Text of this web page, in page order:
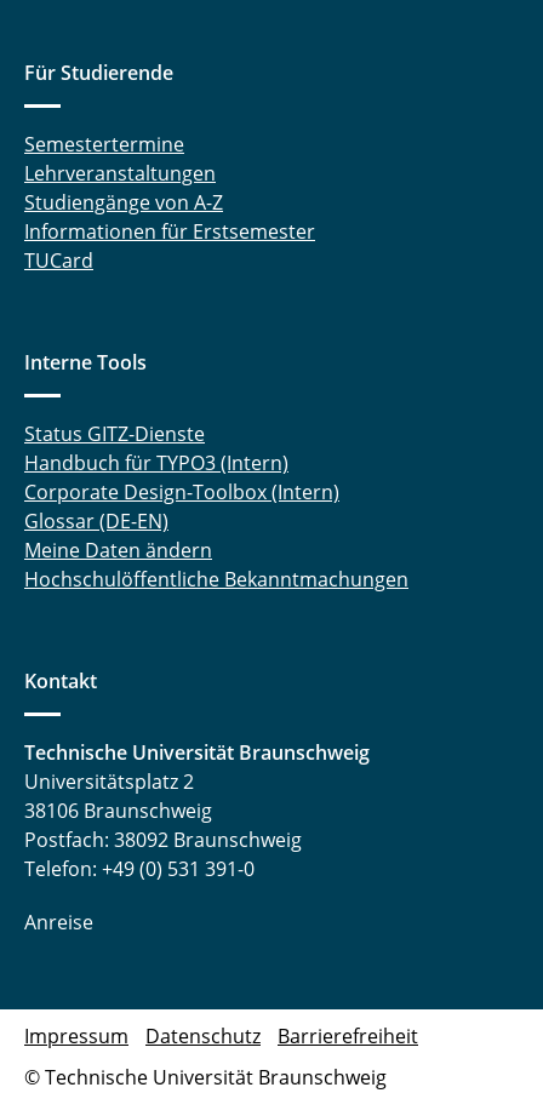
Für Studierende
Semestertermine
Lehrveranstaltungen
Studiengänge von A-Z
Informationen für Erstsemester
TUCard
Interne Tools
Status GITZ-Dienste
Handbuch für TYPO3 (Intern)
Corporate Design-Toolbox (Intern)
Glossar (DE-EN)
Meine Daten ändern
Hochschulöffentliche Bekanntmachungen
Kontakt
Technische Universität Braunschweig
Universitätsplatz 2
38106 Braunschweig
Postfach: 38092 Braunschweig
Telefon: +49 (0) 531 391-0
Anreise
© Technische Universität Braunschweig
Impressum Datenschutz Barrierefreiheit